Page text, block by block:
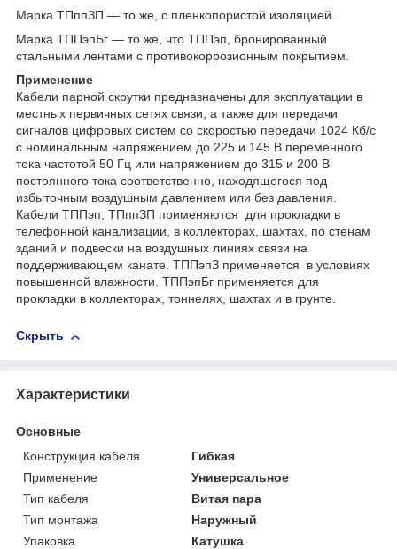
Марка ТПппЗП ― то же, с пленкопористой изоляцией.
Марка ТППэпБг ― то же, что ТППэп, бронированный
стальными лентами с противокоррозионным покрытием.
Применение
Кабели парной скрутки предназначены для эксплуатации в
местных первичных сетях связи, а также для передачи
сигналов цифровых систем со скоростью передачи 1024 Кб/с
с номинальным напряжением до 225 и 145 В переменного
тока частотой 50 Гц или напряжением до 315 и 200 В
постоянного тока соответственно, находящегося под
избыточным воздушным давлением или без давления.
Кабели ТППэп, ТПппЗП применяются для прокладки в
телефонной канализации, в коллекторах, шахтах, по стенам
зданий и подвески на воздушных линиях связи на
поддерживающем канате. ТППэпЗ применяется в условиях
повышенной влажности. ТППэпБг применяется для
прокладки в коллекторах, тоннелях, шахтах и в грунте.
Скрыть
Характеристики
Основные
Конструкция кабеля
Гибкая
Применение
Универсальное
Тип кабеля
Витая пара
Тип монтажа
Наружный
Упаковка
Катушка